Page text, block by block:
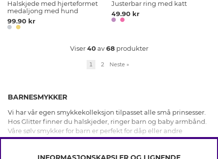
Halskjede med hjerteformet
medaljong med hund
99.90 kr
Justerbar ring med katt
49.90 kr
Viser40av68produkter
1 2 Neste »
BARNESMYKKER
Vi har vår egen smykkekolleksjon tilpasset alle små prinsesser.
Hos Glitter finner du halskjeder, ringer barn og baby armbånd.
Våre sølv smykker for barn er perfekt for dåp eller andre
anledninger. Vi har også et bredt spekter av bestevenn kjeder